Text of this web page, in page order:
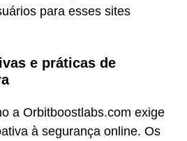
para esses sites
e práticas de
a Orbitboostlabs.com exige
à segurança online. Os